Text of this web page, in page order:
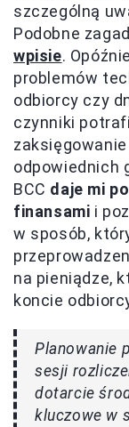
szczególną
Podobne
wpisie.
problemów
odbiorcy czy
czynniki
odpowiednich
BCC daje mi
finansami i
w sposób,
na pieniądze,
koncie
Planowanie
sesji
dotarcie
kluczowe w